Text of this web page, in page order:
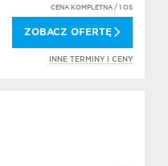
CENA KOMPLETNA / 1 OS
ZOBACZ OFERTĘ
INNE TERMINY I CENY